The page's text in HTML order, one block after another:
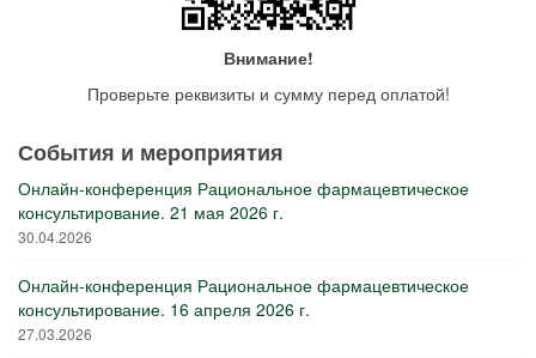
Внимание!
Проверьте реквизиты и сумму перед оплатой!
События и мероприятия
Онлайн-конференция Рациональное фармацевтическое
консультирование. 21 мая 2026 г.
30.04.2026
Онлайн-конференция Рациональное фармацевтическое
консультирование. 16 апреля 2026 г.
27.03.2026